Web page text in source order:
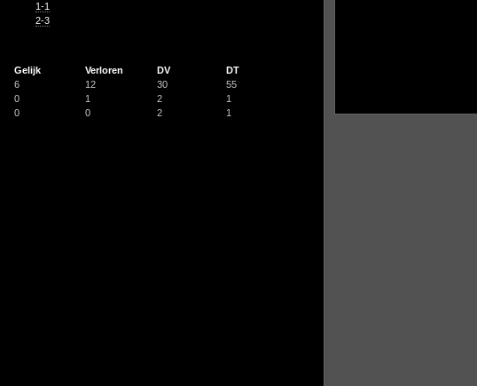
1-1
2-3
Gelijk Verloren DV
DT
6 12 30
55
0 1 2
1
0 0 2 1